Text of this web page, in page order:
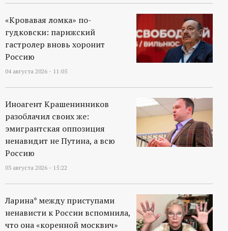
«Кровавая ломка» по-
гудковски: парижский
гастролер вновь хоронит
Россию
04 августа 2026 - 11:05
Иноагент Крашенинников
разоблачил своих же:
эмигрантская оппозиция
ненавидит не Путина, а всю
Россию
03 августа 2026 - 15:22
Ларина* между приступами
ненависти к России вспомнила,
что она «коренной москвич»